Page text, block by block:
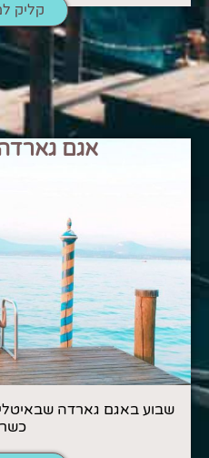
קליק
אגם
שבוע באגם גארדה